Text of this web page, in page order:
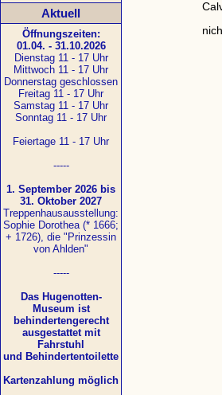
Aktuell
Öffnungszeiten:
01.04. - 31.10.2026
Dienstag 11 - 17 Uhr
Mittwoch 11 - 17 Uhr
Donnerstag geschlossen
Freitag 11 - 17 Uhr
Samstag 11 - 17 Uhr
Sonntag 11 - 17 Uhr
Feiertage 11 - 17 Uhr
-----
1. September 2026 bis
31. Oktober 2027
Treppenhausausstellung:
Sophie Dorothea (* 1666;
+ 1726), die "Prinzessin
von Ahlden"
-----
Das Hugenotten-
Museum ist
behindertengerecht
ausgestattet mit
Fahrstuhl
und Behindertentoilette
Kartenzahlung möglich